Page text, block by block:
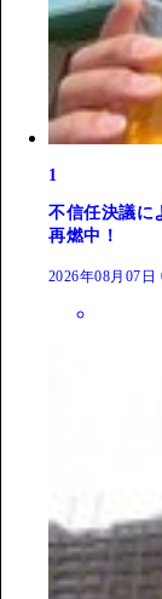
1
不信任決議に
再燃中！
2026年08月07日